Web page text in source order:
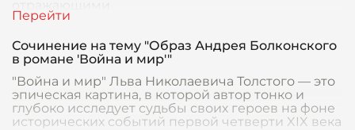
Сочинение на тему "Образ Андрея Болконского
в романе 'Война и мир'"
"Война и мир" Льва Николаевича Толстого — это
эпическая картина, в которой автор тонко и
глубоко исследует судьбы своих героев на фоне
исторических событий первой четверти XIX века